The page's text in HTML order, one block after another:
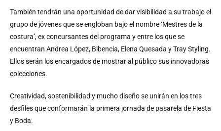
También tendrán una oportunidad de dar visibilidad a su trabajo el
grupo de jóvenes que se engloban bajo el nombre ‘Mestres de la
costura’, ex concursantes del programa y entre los que se
encuentran Andrea López, Bibencia, Elena Quesada y Tray Styling.
Ellos serán los encargados de mostrar al público sus innovadoras
colecciones.
Creatividad, sostenibilidad y mucho diseño se unirán en los tres
desfiles que conformarán la primera jornada de pasarela de Fiesta
y Boda.